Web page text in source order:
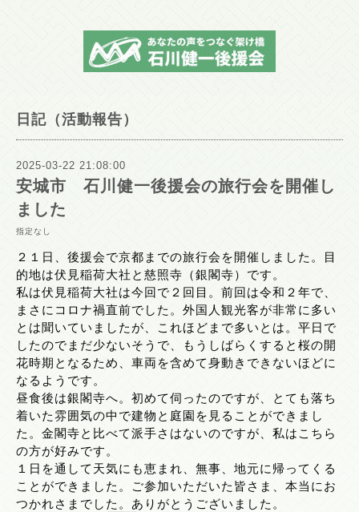
日記（活動報告）
2025-03-22 21:08:00
安城市 石川健一後援会の旅行会を開催し
ました
指定なし
２１日、後援会で京都までの旅行会を開催しました。目
的地は伏見稲荷大社と慈照寺（銀閣寺）です。
私は伏見稲荷大社は今回で２回目。前回は令和２年で、
まさにコロナ禍直前でした。外国人観光客が非常に多い
とは聞いていましたが、これほどまで多いとは。平日で
したのでまだ少ないそうで、もうしばらくすると桜の開
花時期となるため、車両を含めて身動きできないほどに
なるようです。
昼食後は銀閣寺へ。初めて伺ったのですが、とても落ち
着いた雰囲気の中で建物と庭園を見ることができまし
た。金閣寺と比べて派手さはないのですが、私はこちら
の方が好みです。
１日を通して天気にも恵まれ、無事、地元に帰ってくる
ことができました。ご参加いただいた皆さま、本当にお
つかれさまでした。ありがとうございました。